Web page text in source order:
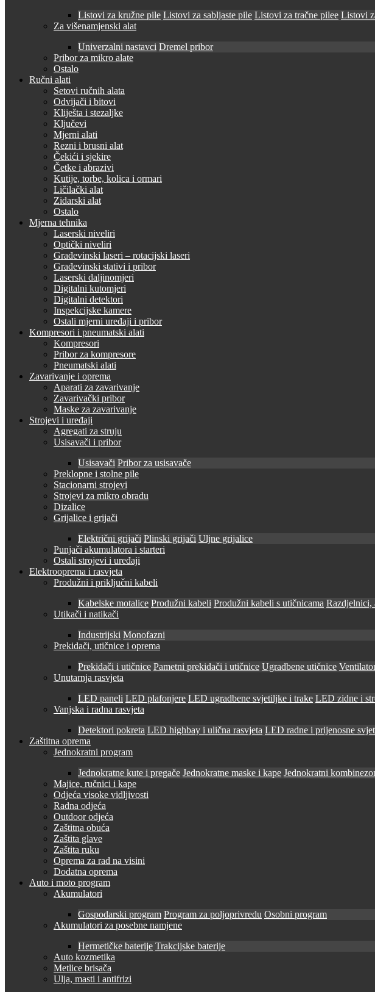
Listovi za kružne pile Listovi za sabljaste pile Listovi za tračne pilee Listovi
Za višenamjenski alat
Univerzalni nastavci Dremel pribor
Pribor za mikro alate
Ostalo
Ručni alati
Setovi ručnih alata
Odvijači i bitovi
Kliješta i stezaljke
Ključevi
Mjerni alati
Rezni i brusni alat
Čekići i sjekire
Četke i abrazivi
Kutije, torbe, kolica i ormari
Ličilački alat
Zidarski alat
Ostalo
Mjerna tehnika
Laserski niveliri
Optički niveliri
Građevinski laseri – rotacijski laseri
Građevinski stativi i pribor
Laserski daljinomjeri
Digitalni kutomjeri
Digitalni detektori
Inspekcijske kamere
Ostali mjerni uređaji i pribor
Kompresori i pneumatski alati
Kompresori
Pribor za kompresore
Pneumatski alati
Zavarivanje i oprema
Aparati za zavarivanje
Zavarivački pribor
Maske za zavarivanje
Strojevi i uređaji
Agregati za struju
Usisavači i pribor
Usisavači Pribor za usisavače
Preklopne i stolne pile
Stacionarni strojevi
Strojevi za mikro obradu
Dizalice
Grijalice i grijači
Električni grijači Plinski grijači Uljne grijalice
Punjači akumulatora i starteri
Ostali strojevi i uređaji
Elektrooprema i rasvjeta
Produžni i priključni kabeli
Kabelske motalice Produžni kabeli Produžni kabeli s utičnicama Razdjelnici,
Utikači i natikači
Industrijski Monofazni
Prekidači, utičnice i oprema
Prekidači i utičnice Pametni prekidači i utičnice Ugradbene utičnice
Unutarnja rasvjeta
LED paneli LED plafonjere LED ugradbene svjetiljke i trake LED zidne i
Vanjska i radna rasvjeta
Detektori pokreta LED highbay i ulična rasvjeta LED radne i prijenosne
Zaštitna oprema
Jednokratni program
Jednokratne kute i pregače Jednokratne maske i kape Jednokratni
Majice, ručnici i kape
Odjeća visoke vidljivosti
Radna odjeća
Outdoor odjeća
Zaštitna obuća
Zaštita glave
Zaštita ruku
Oprema za rad na visini
Dodatna oprema
Auto i moto program
Akumulatori
Gospodarski program Program za poljoprivredu Osobni program
Akumulatori za posebne namjene
Hermetičke baterije Trakcijske baterije
Auto kozmetika
Metlice brisača
Ulja, masti i antifrizi